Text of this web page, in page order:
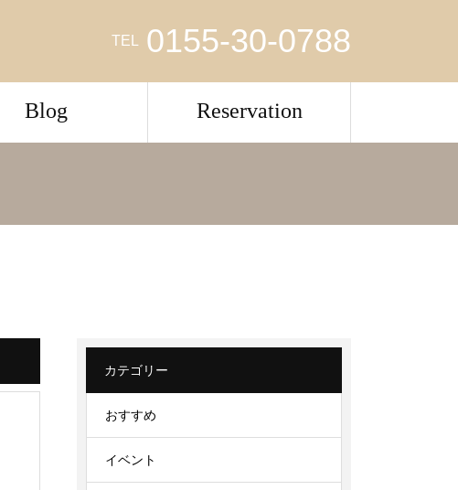
TEL 0155-30-0788
Blog Reservation
カテゴリー
おすすめ
イベント